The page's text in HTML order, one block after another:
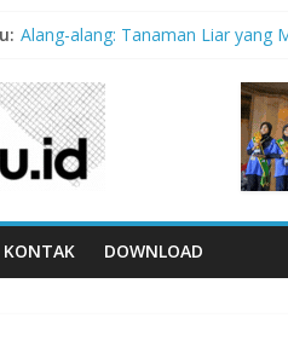
Alang-alang: Tanaman Liar yang
Sekolah Aman Gempa
Hari Anak Nasional 2026:
“Pengurangan Risiko Bencana
KONTAK DOWNLOAD